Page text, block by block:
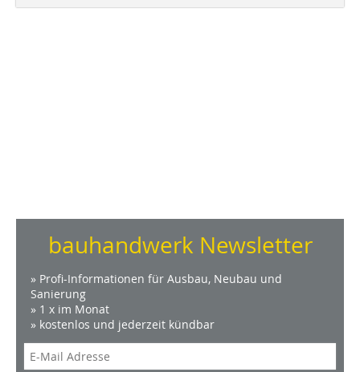
bauhandwerk Newsletter
» Profi-Informationen für Ausbau, Neubau und
Sanierung
» 1 x im Monat
» kostenlos und jederzeit kündbar